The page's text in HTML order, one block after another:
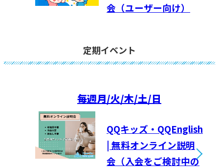
会（ユーザー向け）
定期イベント
毎週月/火/木/土/日
QQキッズ・QQEnglish
| 無料オンライン説明
会（入会をご検討中の